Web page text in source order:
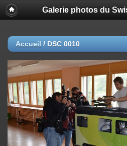
Galerie photos du
Accueil / DSC 0010